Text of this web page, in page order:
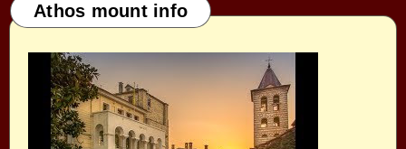
Athos mount info